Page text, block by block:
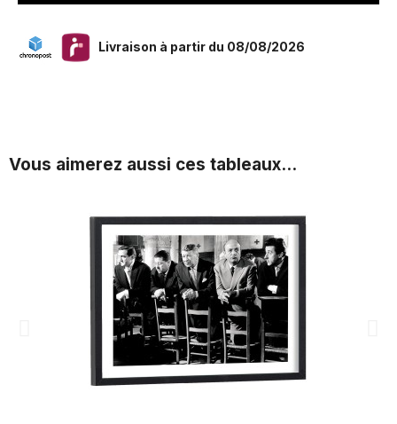
Livraison à partir du 08/08/2026
Vous aimerez aussi ces tableaux...